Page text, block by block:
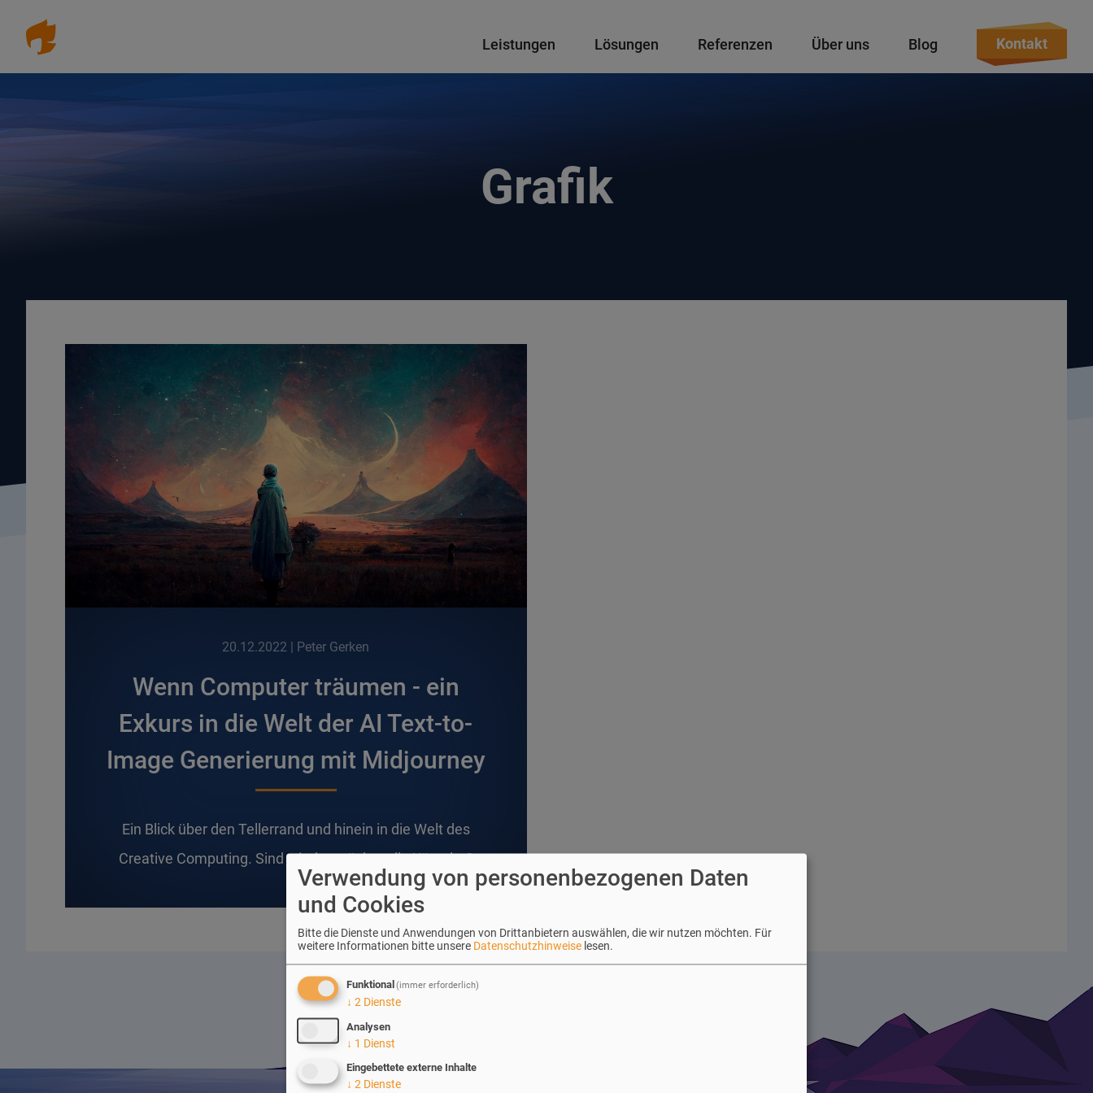
zum
Inhalt
Leistungen Lösungen Referenzen Über uns Blog Kontakt
Grafik
20.12.2022 | Peter Gerken
Wenn Computer träumen - ein
Exkurs in die Welt der AI Text-to-
Image Generierung mit Midjourney
Ein Blick über den Tellerrand und hinein in die Welt des
Creative Computing. Sind wir demnächst alle Künstler?
Verwendung von personenbezogenen Daten
und Cookies
Bitte die Dienste und Anwendungen von Drittanbietern auswählen, die wir nutzen möchten. Für
weitere Informationen bitte unsere Datenschutzhinweise lesen.
Funktional (immer erforderlich)
↓ 2 Dienste
Analysen
↓ 1 Dienst
Eingebettete externe Inhalte
↓ 2 Dienste